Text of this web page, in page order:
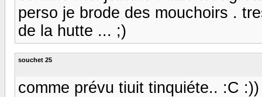
perso je brode des mouchoirs .
de la hutte ... ;)
souchet 25
comme prévu tiuit tinquiéte.. :C :))